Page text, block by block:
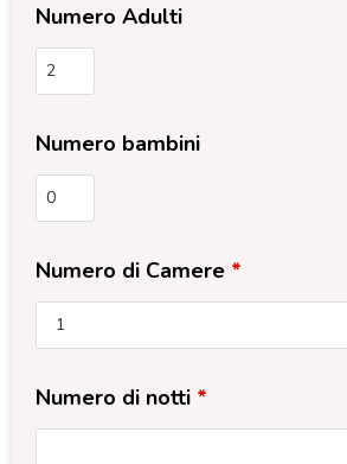
Numero Adulti
Numero bambini
Numero di Camere *
Numero di notti *